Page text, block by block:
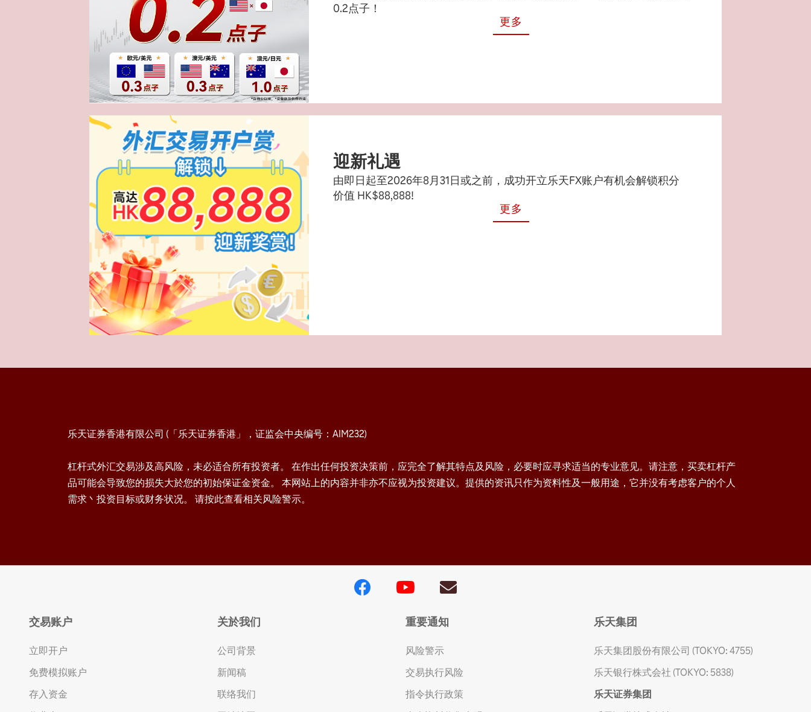
0.2点子！
更多
迎新礼遇
由即日起至2026年8月31日或之前，成功开立乐天FX账户有机会解锁积分
价值 HK$88,888!
更多
乐天证券香港有限公司 (「乐天证券香港」，证监会中央编号：AIM232)
杠杆式外汇交易涉及高风险，未必适合所有投资者。 在作出任何投资决策前，应完全了解其特点及风险，必要时应寻求适当的专业意见。请注意，买卖杠杆产
品可能会导致您的损失大於您的初始保证金资金。 本网站上的内容并非亦不应视为投资建议。提供的资讯只作为资料性及一般用途，它并没有考虑客户的个人
需求丶投资目标或财务状况。 请按此查看相关风险警示。
交易账户
立即开户
免费模拟账户
存入资金
关於我们
公司背景
新闻稿
联络我们
重要通知
风险警示
交易执行风险
指令执行政策
乐天集团
乐天集团股份有限公司 (TOKYO: 4755)
乐天银行株式会社 (TOKYO: 5838)
乐天证券集团